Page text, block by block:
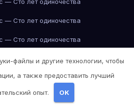
— Сто лет одиночества
— Сто лет одиночества
— Сто лет одиночества
— Сто лет одиночества
— Сто лет одиночества
— Сто лет одиночества
файлы и другие технологии, чтобы
а также предоставить лучший
опыт. OK